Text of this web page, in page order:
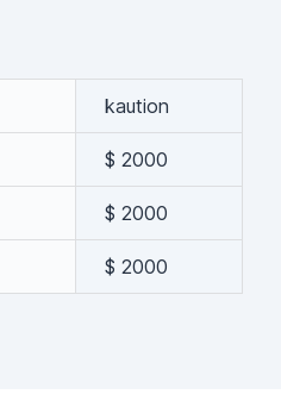
kaution
$ 2000
$ 2000
$ 2000